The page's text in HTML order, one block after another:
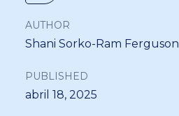
AUTHOR
Shani Sorko-Ram Ferguson
PUBLISHED
abril 18, 2025